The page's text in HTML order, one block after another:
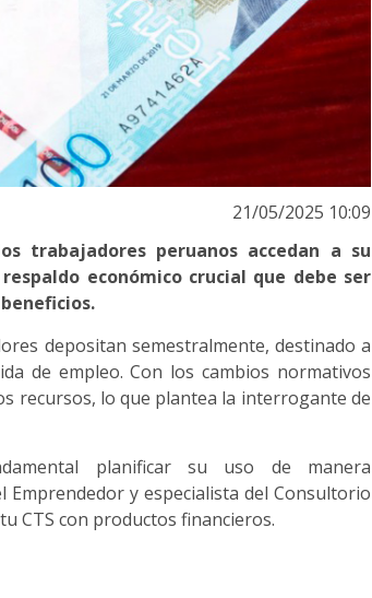
21/05/2025 10:09
trabajadores peruanos accedan a su
económico crucial que debe ser
depositan semestralmente, destinado a
de empleo. Con los cambios normativos
recursos, lo que plantea la interrogante de
planificar su uso de manera
y especialista del Consultorio
CTS con productos financieros.